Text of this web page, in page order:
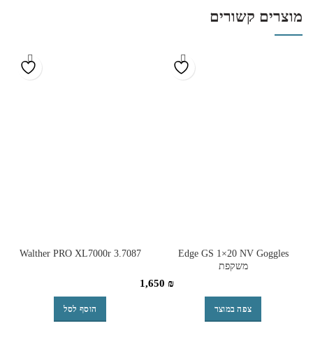
מוצרים קשורים
Walther PRO XL7000r 3.7087
1,650 ₪
הוסף לסל
Edge GS 1×20 NV Goggles
משקפת
צפה במוצר